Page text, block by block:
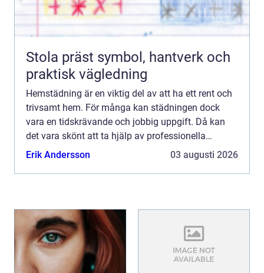
Stola präst symbol, hantverk och
praktisk vägledning
Hemstädning är en viktig del av att ha ett rent och
trivsamt hem. För många kan städningen dock
vara en tidskrävande och jobbig uppgift. Då kan
det vara skönt att ta hjälp av professionella
städfirm...
Erik Andersson 03 augusti 2026